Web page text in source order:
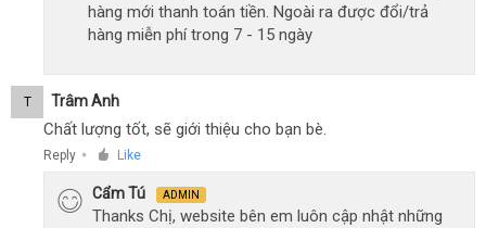
hàng mới thanh toán tiền. Ngoài ra được đổi/trả
hàng miễn phí trong 7 - 15 ngày
T Trâm Anh
Chất lượng tốt, sẽ giới thiệu cho bạn bè.
Reply ● Like
Cẩm Tú ADMIN
Thanks Chị, website bên em luôn cập nhật những